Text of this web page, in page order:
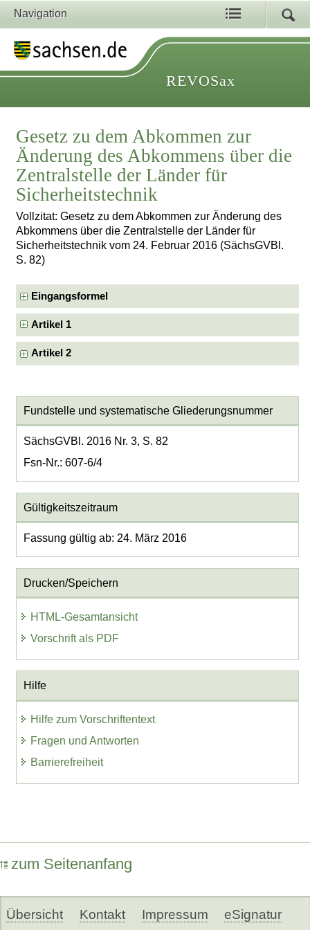
Navigation
REVOSax
Gesetz zu dem Abkommen zur
Änderung des Abkommens über die
Zentralstelle der Länder für
Sicherheitstechnik
Vollzitat: Gesetz zu dem Abkommen zur Änderung des
Abkommens über die Zentralstelle der Länder für
Sicherheitstechnik vom 24. Februar 2016 (SächsGVBl.
S. 82)
Eingangsformel
Artikel 1
Artikel 2
Fundstelle und systematische Gliederungsnummer
SächsGVBl. 2016 Nr. 3, S. 82
Fsn-Nr.: 607-6/4
Gültigkeitszeitraum
Fassung gültig ab: 24. März 2016
Drucken/Speichern
HTML-Gesamtansicht
Vorschrift als PDF
Hilfe
Hilfe zum Vorschriftentext
Fragen und Antworten
Barrierefreiheit
zum Seitenanfang
Übersicht Kontakt Impressum eSignatur